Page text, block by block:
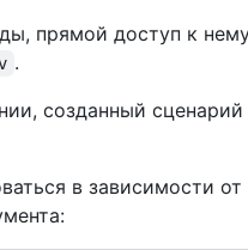
прямой доступ к
.
созданный сценарий
в зависимости от